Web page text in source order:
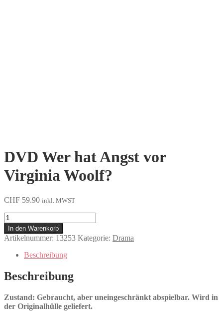
DVD Wer hat Angst vor
Virginia Woolf?
CHF 59.90 inkl. MWST
Wer
hat
Angst
vor
Virginia
Woolf?
Menge
In den Warenkorb
Artikelnummer: 13253 Kategorie: Drama
Beschreibung
Beschreibung
Zustand: Gebraucht, aber uneingeschränkt abspielbar. Wird in
der Originalhülle geliefert.